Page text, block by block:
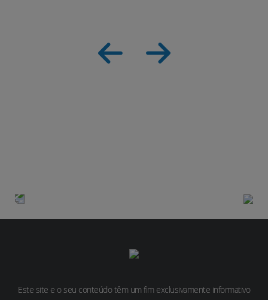
Este site e o seu conteúdo têm um fim exclusivamente informativo